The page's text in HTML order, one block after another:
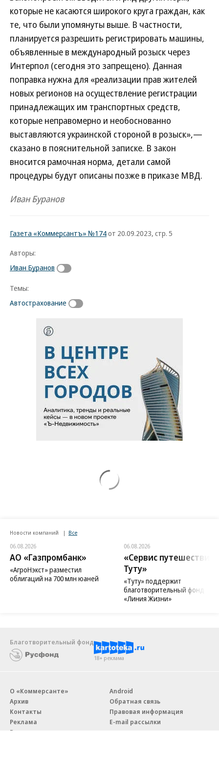
которые не касаются широкого круга граждан, как
те, что были упомянуты выше. В частности,
планируется разрешить регистрировать машины,
объявленные в международный розыск через
Интерпол (сегодня это запрещено). Данная
поправка нужна для «реализации прав жителей
новых регионов на осуществление регистрации
принадлежащих им транспортных средств,
которые неправомерно и необоснованно
выставляются украинской стороной в розыск»,—
сказано в пояснительной записке. В закон
вносится рамочная норма, детали самой
процедуры будут описаны позже в приказе МВД.
Иван Буранов
Газета «Коммерсантъ» №174от 20.09.2023, стр. 5
Авторы:
Иван Буранов
Темы:
Автострахование
Новости компаний Все
06.08.2026
АО «Газпромбанк»
«АгроНэкст» разместил
облигаций на 700 млн юаней
06.08.2026
«Сервис путешествий
Туту»
«Туту» поддержит
благотворительный фонд
«Линия Жизни»
Благотворительный фонд
18+ реклама
О «Коммерсанте»
Архив
Контакты
Реклама
Вакансии
Android
Обратная связь
Правовая информация
E-mail рассылки